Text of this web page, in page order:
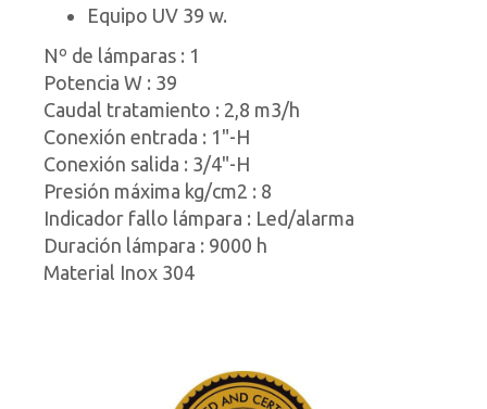
Equipo UV 39 w.
Nº de lámparas : 1
Potencia W : 39
Caudal tratamiento : 2,8 m3/h
Conexión entrada : 1"-H
Conexión salida : 3/4"-H
Presión máxima kg/cm2 : 8
Indicador fallo lámpara : Led/alarma
Duración lámpara : 9000 h
Material Inox 304